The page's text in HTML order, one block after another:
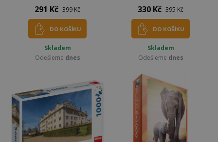
291 Kč 399 Kč
DO KOŠÍKU
Skladem
Odešleme dnes
330 Kč 395 Kč
DO KOŠÍKU
Skladem
Odešleme dnes